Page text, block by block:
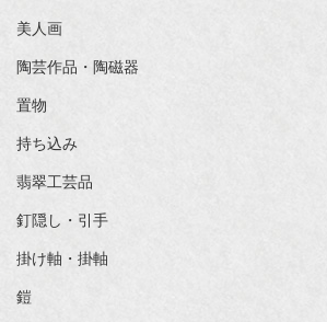
美人画
陶芸作品・陶磁器
置物
持ち込み
翡翠工芸品
釘隠し・引手
掛け軸・掛軸
鎧